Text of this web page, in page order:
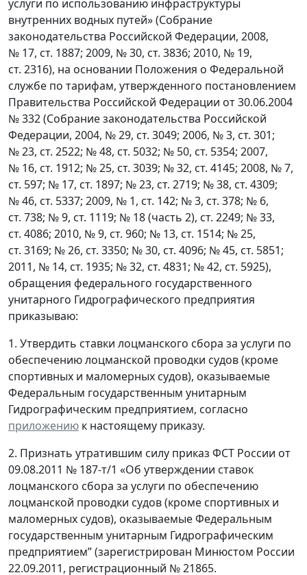
услуги по использованию инфраструктуры
внутренних водных путей» (Собрание
законодательства Российской Федерации, 2008,
№ 17, ст. 1887; 2009, № 30, ст. 3836; 2010, № 19,
ст. 2316), на основании Положения о Федеральной
службе по тарифам, утвержденного постановлением
Правительства Российской Федерации от 30.06.2004
№ 332 (Собрание законодательства Российской
Федерации, 2004, № 29, ст. 3049; 2006, № 3, ст. 301;
№ 23, ст. 2522; № 48, ст. 5032; № 50, ст. 5354; 2007,
№ 16, ст. 1912; № 25, ст. 3039; № 32, ст. 4145; 2008, № 7,
ст. 597; № 17, ст. 1897; № 23, ст. 2719; № 38, ст. 4309;
№ 46, ст. 5337; 2009, № 1, ст. 142; № 3, ст. 378; № 6,
ст. 738; № 9, ст. 1119; № 18 (часть 2), ст. 2249; № 33,
ст. 4086; 2010, № 9, ст. 960; № 13, ст. 1514; № 25,
ст. 3169; № 26, ст. 3350; № 30, ст. 4096; № 45, ст. 5851;
2011, № 14, ст. 1935; № 32, ст. 4831; № 42, ст. 5925),
обращения федерального государственного
унитарного Гидрографического предприятия
приказываю:
1. Утвердить ставки лоцманского сбора за услуги по
обеспечению лоцманской проводки судов (кроме
спортивных и маломерных судов), оказываемые
Федеральным государственным унитарным
Гидрографическим предприятием, согласно
приложению к настоящему приказу.
2. Признать утратившим силу приказ ФСТ России от
09.08.2011 № 187-т/1 «Об утверждении ставок
лоцманского сбора за услуги по обеспечению
лоцманской проводки судов (кроме спортивных и
маломерных судов), оказываемые Федеральным
государственным унитарным Гидрографическим
предприятием” (зарегистрирован Минюстом России
22.09.2011, регистрационный № 21865.